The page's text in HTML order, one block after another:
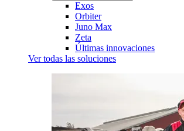
Exos
Orbiter
Juno Max
Zeta
Últimas innovaciones
Ver todas las soluciones